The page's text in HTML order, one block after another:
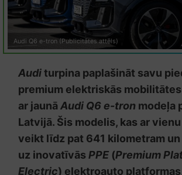
Audi Q6 e-tron (Publicitātes attēls)
Auditurpina paplašināt savu
premium elektriskās
ar jaunāAudi Q6 e-tron modeļa
Latvijā. Šis modelis, kas ar
veikt līdz pat 641 kilometram
uz inovatīvās PPE(Premium
Electric) elektroauto